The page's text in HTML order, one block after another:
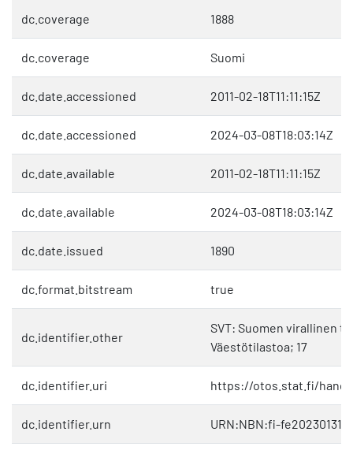
dc.coverage 1888
dc.coverage Suomi
dc.date.accessioned 2011-02-18T11:11:15Z
dc.date.accessioned 2024-03-08T18:03:14Z
dc.date.available 2011-02-18T11:11:15Z
dc.date.available 2024-03-08T18:03:14Z
dc.date.issued 1890
dc.format.bitstream true
dc.identifier.other
SVT: Suomen virallinen
Väestötilastoa; 17
dc.identifier.uri https://otos.stat.fi/
dc.identifier.urn URN:NBN:fi-